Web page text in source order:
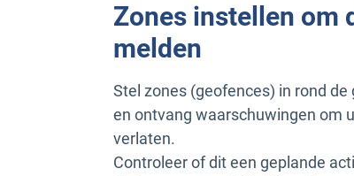
Zones instellen om
melden
Stel zones (geofences) in rond
en ontvang waarschuwingen om
verlaten.
Controleer of dit een geplande